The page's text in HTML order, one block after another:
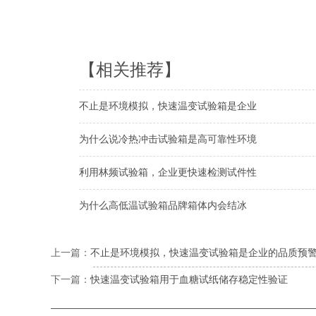
【相关推荐】
不止是环境模拟，快速温变试验箱是企业
为什么说冷热冲击试验箱是高可靠性环境
利用林频试验箱，企业更快速检测试件性
为什么高低温试验箱品牌箱体内会结冰
上一篇： 不止是环境模拟，快速温变试验箱是企业的品质预
下一篇：快速温变试验箱用于血糖试纸储存稳定性验证